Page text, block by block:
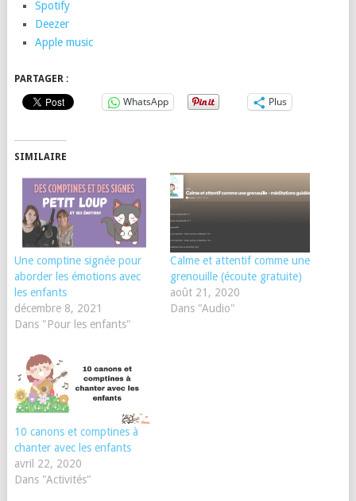
Spotify
Deezer
Apple music
PARTAGER :
WhatsApp Plus
SIMILAIRE
Une comptine signée pour
aborder les émotions avec
les enfants
décembre 8, 2021
Dans "Pour les enfants"
Calme et attentif comme une
grenouille (écoute gratuite)
août 21, 2020
Dans "Audio"
10 canons et comptines à
chanter avec les enfants
avril 22, 2020
Dans "Activités"